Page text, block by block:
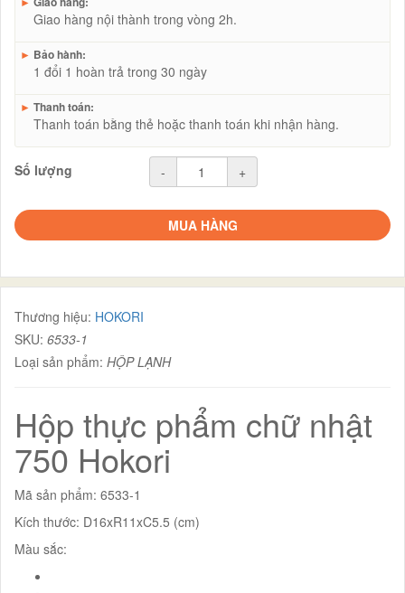
Giao hàng nội thành trong vòng 2h.
► Bảo hành:
1 đổi 1 hoàn trả trong 30 ngày
► Thanh toán:
Thanh toán bằng thẻ hoặc thanh toán khi nhận hàng.
Số lượng - +
MUA HÀNG
Thương hiệu: HOKORI
SKU: 6533-1
Loại sản phẩm: HỘP LẠNH
Hộp thực phẩm chữ nhật
750 Hokori
Mã sản phẩm: 6533-1
Kích thước: D16xR11xC5.5 (cm)
Màu sắc: